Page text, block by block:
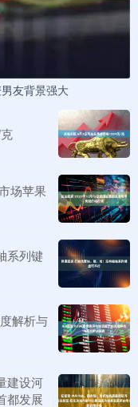
友背景强大
场苹果
系列键
解析与
建设河
都发展